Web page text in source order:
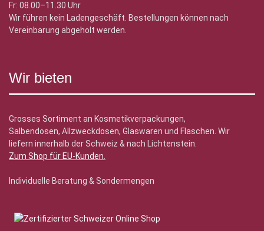
Fr: 08.00–11.30 Uhr
Wir führen kein Ladengeschäft. Bestellungen können nach
Vereinbarung abgeholt werden.
Wir bieten
Grosses Sortiment an Kosmetikverpackungen,
Salbendosen, Allzweckdosen, Glaswaren und Flaschen. Wir
liefern innerhalb der Schweiz & nach Lichtenstein.
Zum Shop für EU-Kunden.
Individuelle Beratung & Sondermengen